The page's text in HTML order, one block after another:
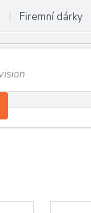
Firemní dárky